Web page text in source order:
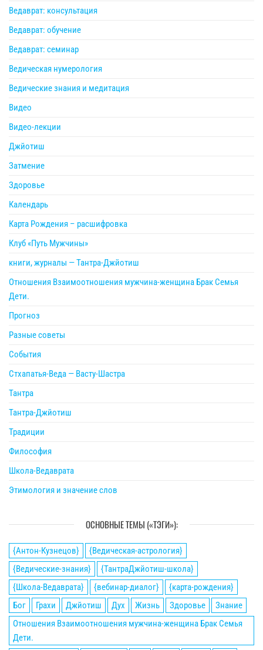
Ведаврат: консультация
Ведаврат: обучение
Ведаврат: семинар
Ведическая нумерология
Ведические знания и медитация
Видео
Видео-лекции
Джйотиш
Затмение
Здоровье
Календарь
Карта Рождения – расшифровка
Клуб «Путь Мужчины»
книги, журналы — Тантра-Джйотиш
Отношения Взаимоотношения мужчина-женщина Брак Семья
Дети.
Прогноз
Разные советы
События
Стхапатья-Веда — Васту-Шастра
Тантра
Тантра-Джйотиш
Традиции
Философия
Школа-Ведаврата
Этимология и значение слов
ОСНОВНЫЕ ТЕМЫ («ТЭГИ»):
{Антон-Кузнецов}
{Ведическая-астрология}
{Ведические-знания}
{ТантраДжйотиш-школа}
{Школа-Ведаврата}
{вебинар-диалог}
{карта-рождения}
Бог
Грахи Джйотиш Дух Жизнь Здоровье
Знание
Отношения Взаимоотношения мужчина-женщина Брак Семья
Дети.